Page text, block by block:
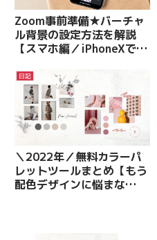
Zoom事前準備★バーチャ
ル背景の設定方法を解説
【スマホ編／iPhoneXで検
日記
＼2022年／無料カラーパ
レットツールまとめ【もう
配色デザインに悩まな